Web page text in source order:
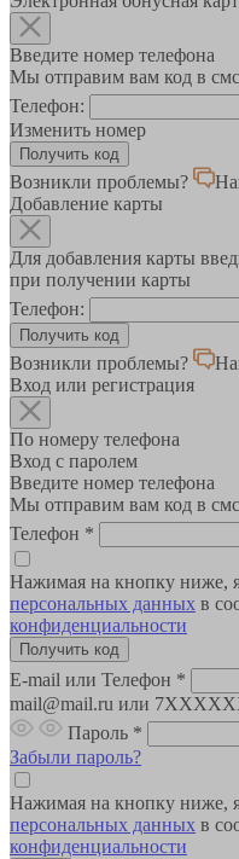
Введите номер телефона
Мы отправим вам код в
Телефон:
Изменить номер
Возникли проблемы?
Добавление карты
Для добавления карты
при получении карты
Телефон:
Возникли проблемы?
Вход или регистрация
По номеру телефона
Вход с паролем
Введите номер телефона
Мы отправим вам код в
Телефон *
Нажимая на кнопку ниже,
персональных данных в
конфиденциальности
E-mail или Телефон *
mail@mail.ru или
Пароль *
Забыли пароль?
Нажимая на кнопку ниже,
персональных данных в
конфиденциальности